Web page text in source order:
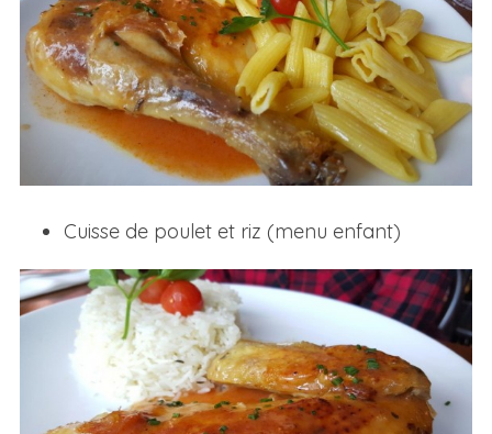
Cuisse de poulet et riz (menu enfant)